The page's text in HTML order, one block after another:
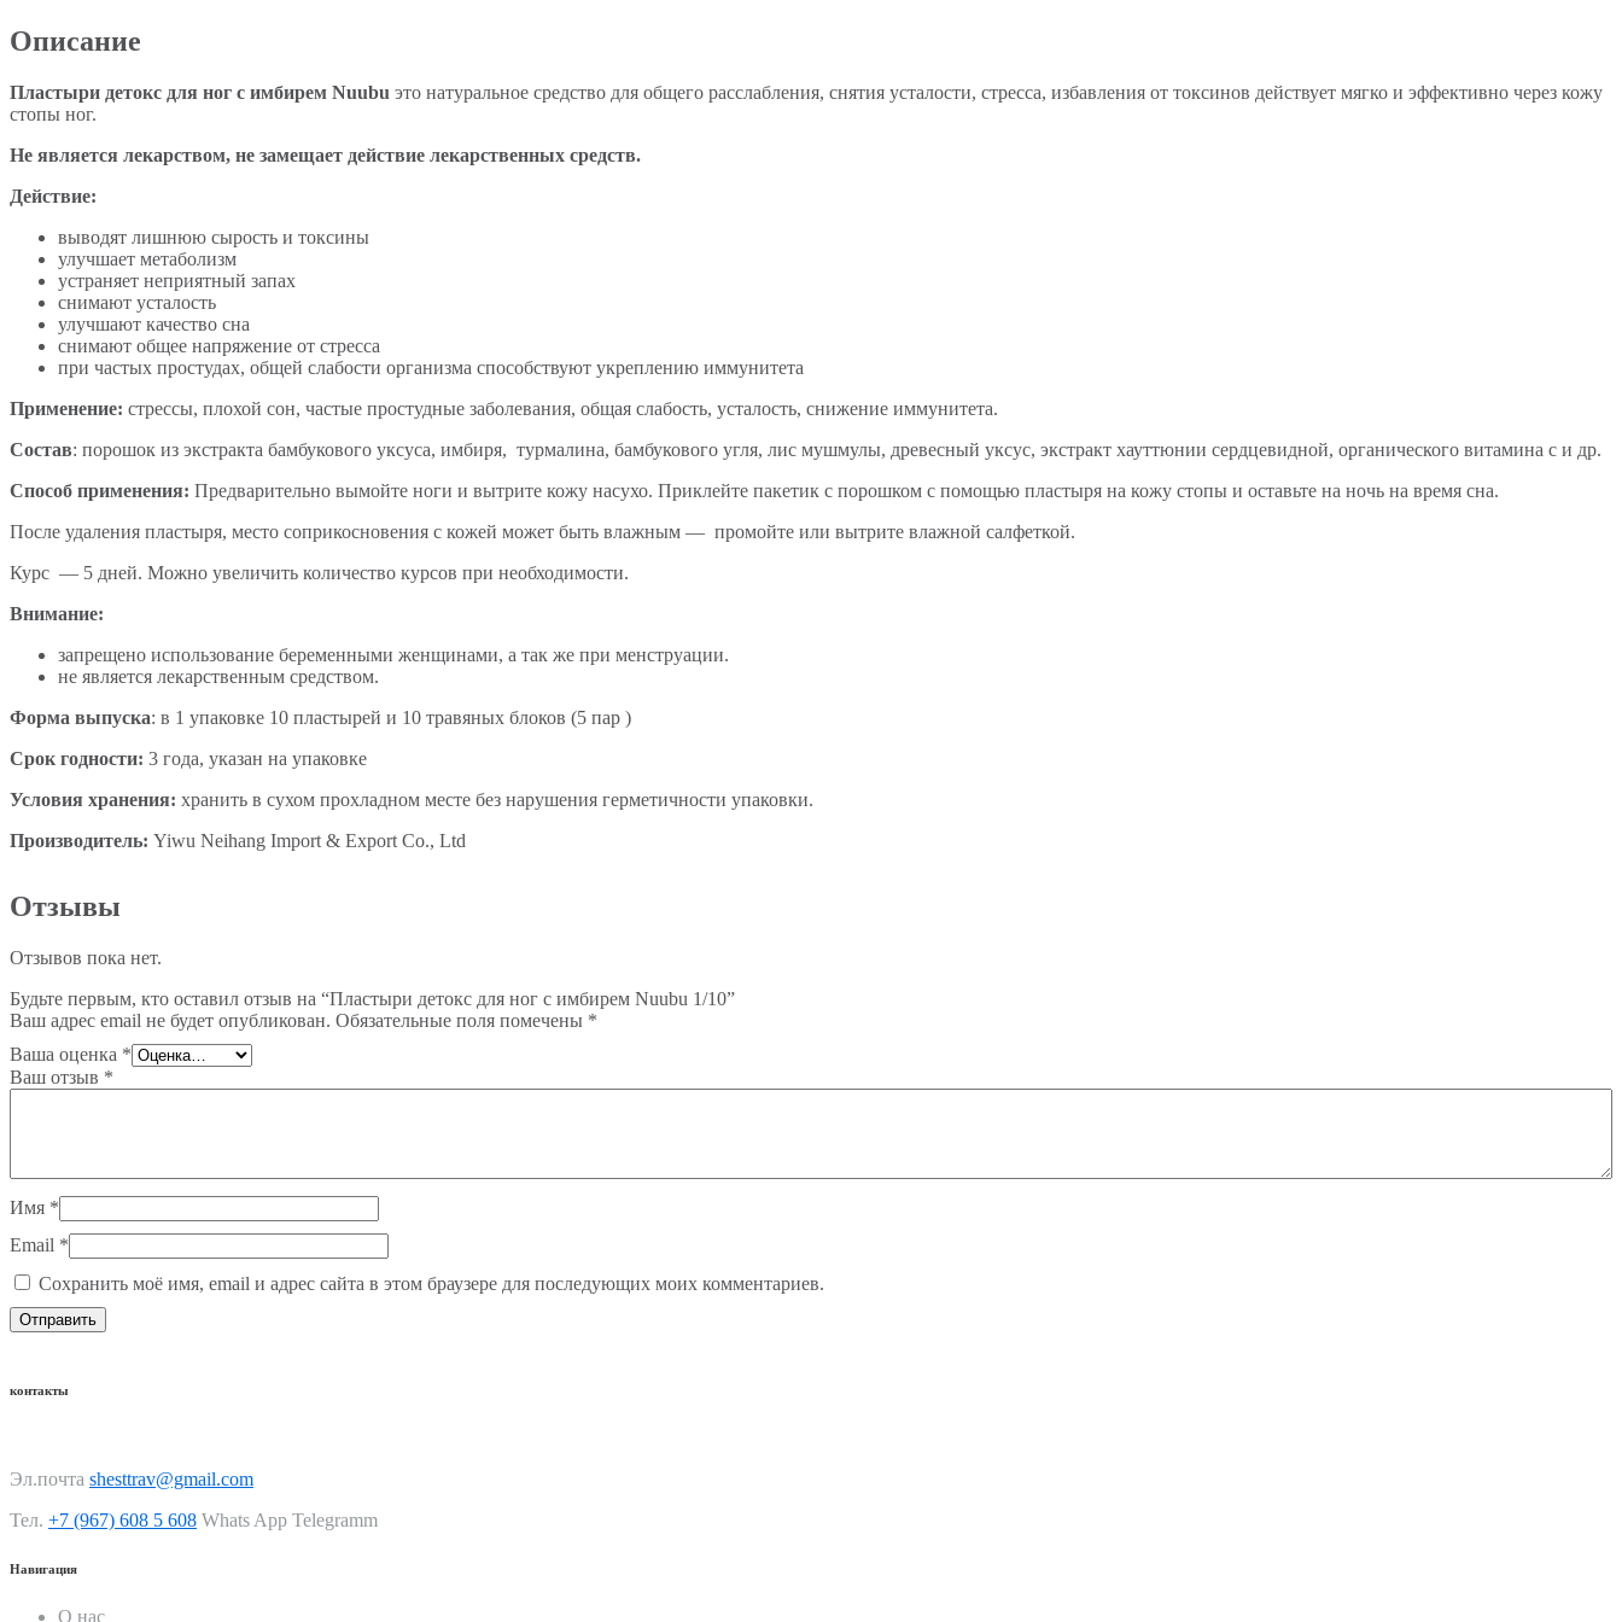
Описание
Пластыри детокс для ног с имбирем Nuubu это натуральное средство для общего расслабления, снятия усталости, стресса, избавления от токсинов действует мягко и эффективно через кожу
стопы ног.
Не является лекарством, не замещает действие лекарственных средств.
Действие:
выводят лишнюю сырость и токсины
улучшает метаболизм
устраняет неприятный запах
снимают усталость
улучшают качество сна
снимают общее напряжение от стресса
при частых простудах, общей слабости организма способствуют укреплению иммунитета
Применение: стрессы, плохой сон, частые простудные заболевания, общая слабость, усталость, снижение иммунитета.
Состав: порошок из экстракта бамбукового уксуса, имбиря, турмалина, бамбукового угля, лис мушмулы, древесный уксус, экстракт хауттюнии сердцевидной, органического витамина с и др.
Способ применения: Предварительно вымойте ноги и вытрите кожу насухо. Приклейте пакетик с порошком с помощью пластыря на кожу стопы и оставьте на ночь на время сна.
После удаления пластыря, место соприкосновения с кожей может быть влажным — промойте или вытрите влажной салфеткой.
Курс — 5 дней. Можно увеличить количество курсов при необходимости.
Внимание:
запрещено использование беременными женщинами, а так же при менструации.
не является лекарственным средством.
Форма выпуска: в 1 упаковке 10 пластырей и 10 травяных блоков (5 пар )
Срок годности: 3 года, указан на упаковке
Условия хранения: хранить в сухом прохладном месте без нарушения герметичности упаковки.
Производитель: Yiwu Neihang Import & Export Co., Ltd
Отзывы
Отзывов пока нет.
Будьте первым, кто оставил отзыв на “Пластыри детокс для ног с имбирем Nuubu 1/10”
Ваш адрес email не будет опубликован. Обязательные поля помечены *
Ваша оценка *
Ваш отзыв *
Имя *
Email *
Сохранить моё имя, email и адрес сайта в этом браузере для последующих моих комментариев.
контакты
Эл.почта shesttrav@gmail.com
Тел. +7 (967) 608 5 608 Whats App Telegramm
Навигация
О нас